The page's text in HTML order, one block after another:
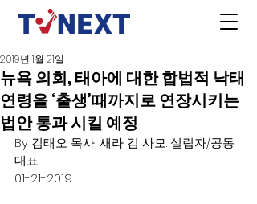
뉴욕 의회, 태아에 대한 합법적 낙태
연령을 ‘출생’때까지로 연장시키는
법안 통과 시킬 예정
2019년 1월 21일
By 김태오 목사, 새라 김 사모. 설립자/공동
대표
01-21-2019